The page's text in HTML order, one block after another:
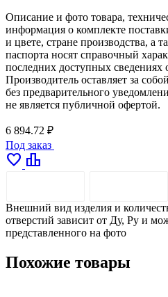
Описание и фото товара,
информация о комплекте
и цвете, стране производства, а
паспорта носят справочный
последних доступных сведениях
Производитель оставляет за
без предварительного
не является публичной офертой.
6 894.72 ₽
Под заказ
favorite leaderboard
Внешний вид изделия и
отверстий зависит от Ду, Pу и
представленного на фото
Похожие товары